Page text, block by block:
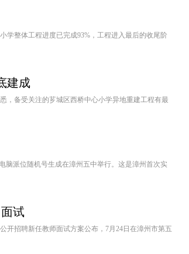
学整体工程进度已完成93%，工程进入最后的收尾阶
建成
，备受关注的芗城区西桥中心小学异地重建工程有最
脑派位随机号生成在漳州五中举行。这是漳州首次实
试
开招聘新任教师面试方案公布，7月24日在漳州市第五